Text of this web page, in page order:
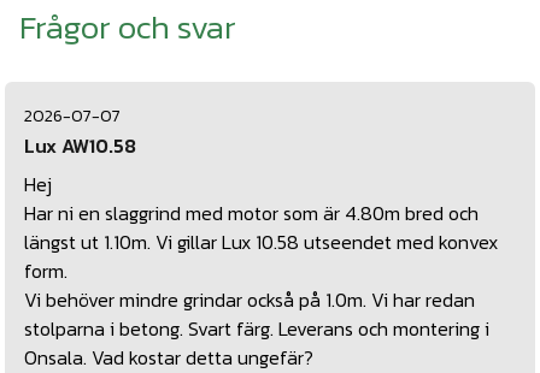
Frågor och svar
2026-07-07
Lux AW10.58
Hej
Har ni en slaggrind med motor som är 4.80m bred och
längst ut 1.10m. Vi gillar Lux 10.58 utseendet med konvex
form.
Vi behöver mindre grindar också på 1.0m. Vi har redan
stolparna i betong. Svart färg. Leverans och montering i
Onsala. Vad kostar detta ungefär?